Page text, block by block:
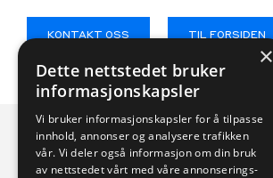
KONTAKT OSS TIL FORSIDEN
×
Dette nettstedet bruker
informasjonskapsler
Vi bruker informasjonskapsler for å tilpasse
innhold, annonser og analysere trafikken
vår. Vi deler også informasjon om din bruk
av nettstedet vårt med våre annonserings-